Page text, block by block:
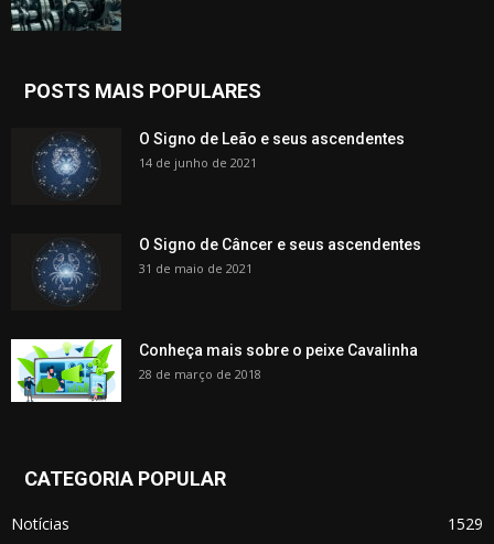
POSTS MAIS POPULARES
O Signo de Leão e seus ascendentes
14 de junho de 2021
O Signo de Câncer e seus ascendentes
31 de maio de 2021
Conheça mais sobre o peixe Cavalinha
28 de março de 2018
CATEGORIA POPULAR
Notícias
1529